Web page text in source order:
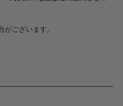
ございます。